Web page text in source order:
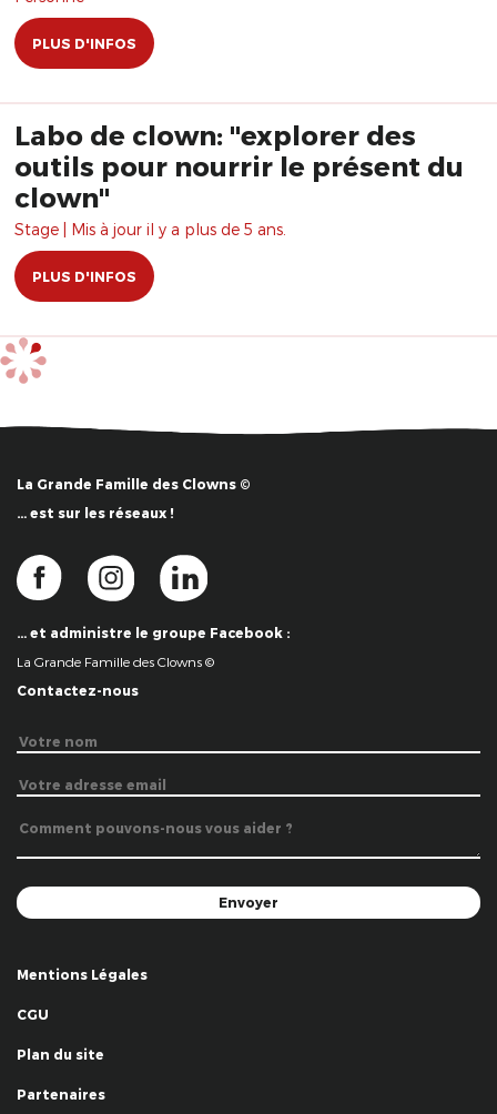
PLUS D'INFOS
Labo de clown: "explorer des
outils pour nourrir le présent du
clown"
Stage | Mis à jour il y a plus de 5 ans.
PLUS D'INFOS
La Grande Famille des Clowns ©
… est sur les réseaux !
… et administre le groupe Facebook :
La Grande Famille des Clowns ©
Contactez-nous
Mentions Légales
CGU
Plan du site
Partenaires